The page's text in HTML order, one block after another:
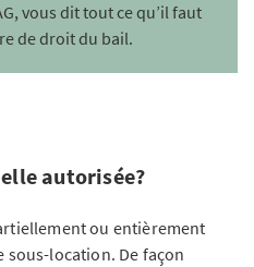
vous dit tout ce qu’il faut
de droit du bail.
autorisée?
ou entièrement
sous-location. De façon